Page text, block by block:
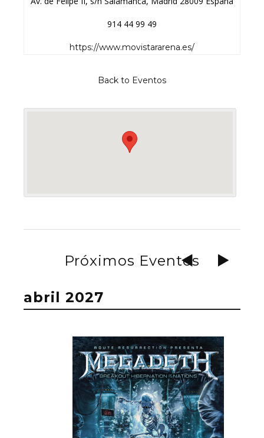
914 44 99 49
https://www.movistararena.es/
Back to Eventos
Próximos Eventos
abril 2027